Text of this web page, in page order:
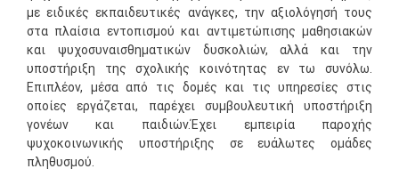
με ειδικές εκπαιδευτικές ανάγκες, την αξιολόγησή τους
στα πλαίσια εντοπισμού και αντιμετώπισης μαθησιακών
και ψυχοσυναισθηματικών δυσκολιών, αλλά και την
υποστήριξη της σχολικής κοινότητας εν τω συνόλω.
Επιπλέον, μέσα από τις δομές και τις υπηρεσίες στις
οποίες εργάζεται, παρέχει συμβουλευτική υποστήριξη
γονέων και παιδιών.Έχει εμπειρία παροχής
ψυχοκοινωνικής υποστήριξης σε ευάλωτες ομάδες
πληθυσμού.